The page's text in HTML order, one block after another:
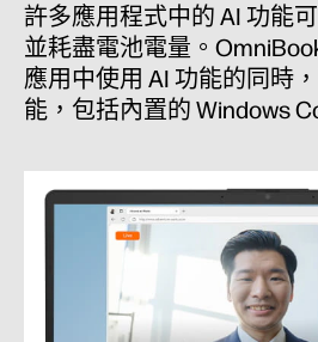
許多應用程式中的 AI 功能
並耗盡電池電量。
應用中使用 AI 功能的同時
能，包括內置的 Windows